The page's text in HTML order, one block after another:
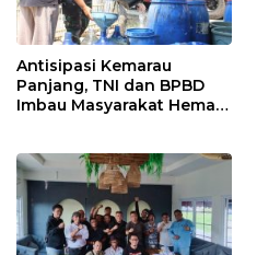
Antisipasi Kemarau
Panjang, TNI dan BPBD
Imbau Masyarakat Hemat